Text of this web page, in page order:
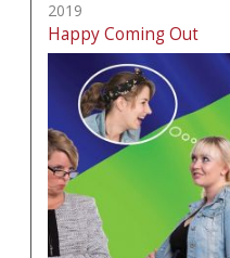
2019
Happy Coming Out